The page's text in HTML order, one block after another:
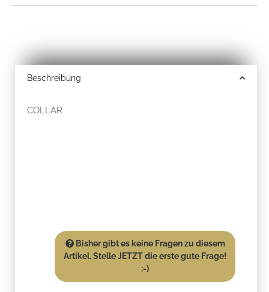
Beschreibung
COLLAR
Bisher gibt es keine Fragen zu diesem
Artikel. Stelle JETZT die erste gute Frage!
:-)